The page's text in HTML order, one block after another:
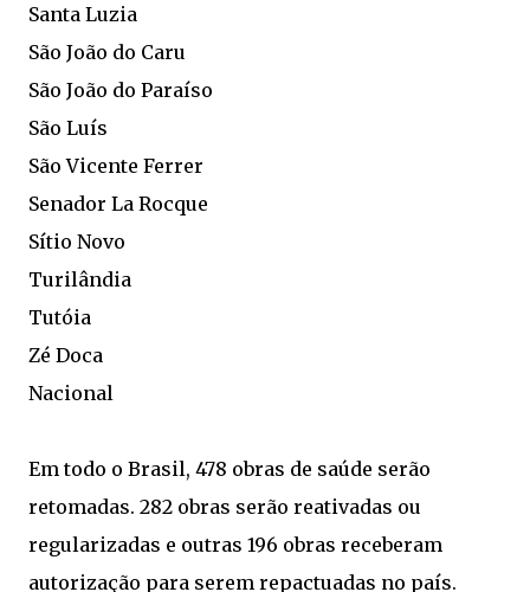
Santa Luzia
São João do Caru
São João do Paraíso
São Luís
São Vicente Ferrer
Senador La Rocque
Sítio Novo
Turilândia
Tutóia
Zé Doca
Nacional
Em todo o Brasil, 478 obras de saúde serão
retomadas. 282 obras serão reativadas ou
regularizadas e outras 196 obras receberam
autorização para serem repactuadas no país.